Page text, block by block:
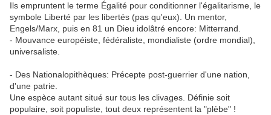
Ils empruntent le terme Égalité pour conditionner l'égalitarisme, le
symbole Liberté par les libertés (pas qu'eux). Un mentor,
Engels/Marx, puis en 81 un Dieu idolâtré encore: Mitterrand.
- Mouvance européiste, fédéraliste, mondialiste (ordre mondial),
universaliste.
- Des Nationalopithèques: Précepte post-guerrier d'une nation,
d'une patrie.
Une espèce autant situé sur tous les clivages. Définie soit
populaire, soit populiste, tout deux représentent la "plèbe" !